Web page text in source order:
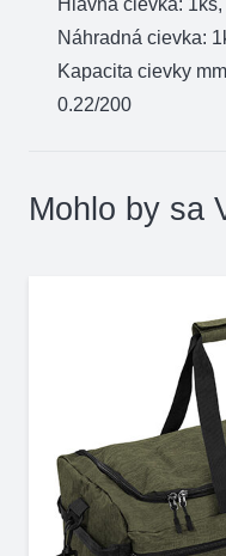
Náhradná cievka:
Kapacita cievky
0.22/200
Mohlo by sa